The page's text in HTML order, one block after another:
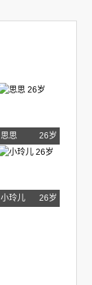
思思 26岁
小玲儿 26岁